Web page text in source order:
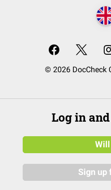
© 2026 DocCheck
Log in
Will
Sign up